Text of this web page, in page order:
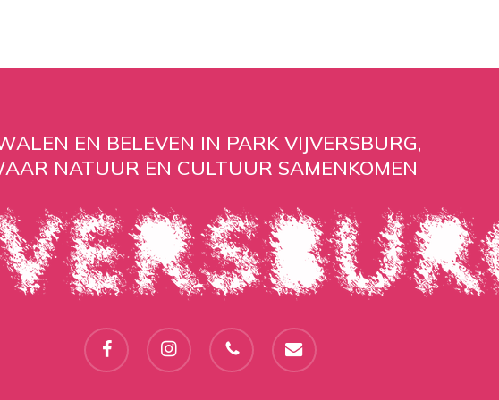
EN BELEVEN IN PARK VIJVERSBURG,
NATUUR EN CULTUUR SAMENKOMEN
facebook instagram phone email